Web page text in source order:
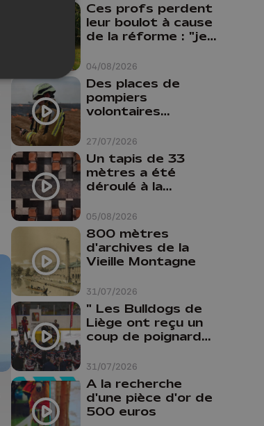
04/08/2026
Ces profs perdent
leur boulot à cause
de la réforme : "je
comme prof que
comme
pharmacienne"
27/07/2026
Des places de
pompiers
volontaires
province de Liège :
"Un citoyen qui
n'est formé ne
peut pas nous
aider"
05/08/2026
Un tapis de 33
mètres a été
déroulé à la
Liège
31/07/2026
800 mètres
d'archives de la
Vieille Montagne
31/07/2026
" Les Bulldogs de
Liège ont reçu un
coup de poignard
A la recherche
d'une pièce d'or de
500 euros